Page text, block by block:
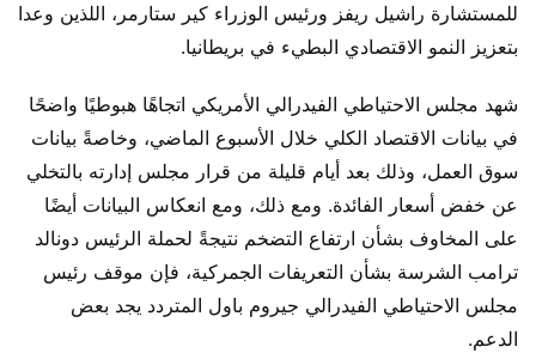
للمستشارة راشيل ريفز ورئيس الوزراء كير ستارمر، اللذين وعدا
بتعزيز النمو الاقتصادي البطيء في بريطانيا.
شهد مجلس الاحتياطي الفيدرالي الأمريكي اتجاهًا هبوطيًا واضحًا
في بيانات الاقتصاد الكلي خلال الأسبوع الماضي، وخاصةً بيانات
سوق العمل، وذلك بعد أيام قليلة من قرار مجلس إدارته بالتخلي
عن خفض أسعار الفائدة. ومع ذلك، ومع انعكاس البيانات أيضًا
على المخاوف بشأن ارتفاع التضخم نتيجةً لحملة الرئيس دونالد
ترامب الشرسة بشأن التعريفات الجمركية، فإن موقف رئيس
مجلس الاحتياطي الفيدرالي جيروم باول المتردد يجد بعض
الدعم.